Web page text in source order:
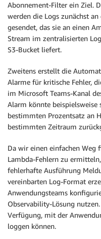
Abonnement-Filter ein Ziel.
werden die Logs zunächst
gesendet, das sie an einen
Stream im zentralisierten
S3-Bucket liefert.
Zweitens erstellt die
Alarme für kritische Fehler,
im Microsoft Teams-Kanal
Alarm könnte beispielsweise
bestimmten Prozentsatz an
bestimmten Zeitraum
Da wir einen einfachen Weg
Lambda-Fehlern zu
fehlerhafte Ausführung
vereinbarten Log-Format
Anwendungsteams
Observability-Lösung
Verfügung, mit der
loggen können.